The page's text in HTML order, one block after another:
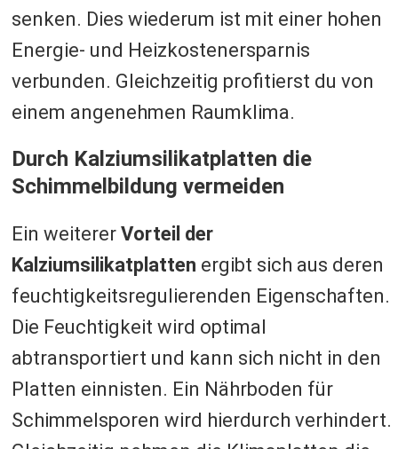
senken. Dies wiederum ist mit einer hohen
Energie- und Heizkostenersparnis
verbunden. Gleichzeitig profitierst du von
einem angenehmen Raumklima.
Durch Kalziumsilikatplatten die
Schimmelbildung vermeiden
Ein weitererVorteil der
Kalziumsilikatplatten ergibt sich aus deren
feuchtigkeitsregulierenden Eigenschaften.
Die Feuchtigkeit wird optimal
abtransportiert und kann sich nicht in den
Platten einnisten. Ein Nährboden für
Schimmelsporen wird hierdurch verhindert.